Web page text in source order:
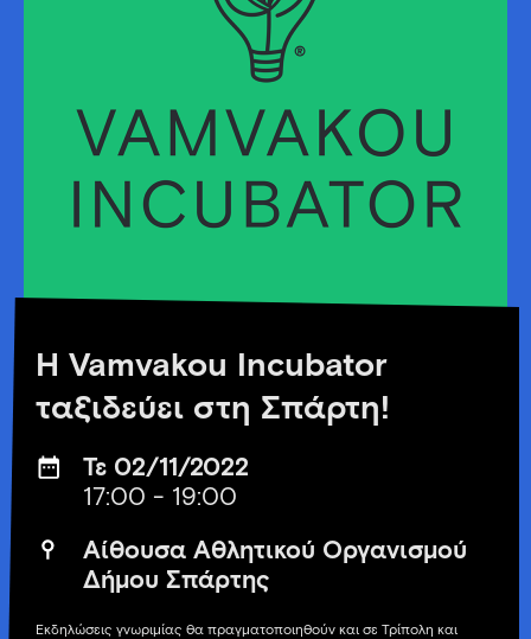
Η Vamvakou Incubator
ταξιδεύει στη Σπάρτη!
Τε 02/11/2022
17:00 - 19:00
Αίθουσα Αθλητικού Οργανισμού
Δήμου Σπάρτης
Εκδηλώσεις γνωριμίας θα πραγματοποιηθούν και σε Τρίπολη και